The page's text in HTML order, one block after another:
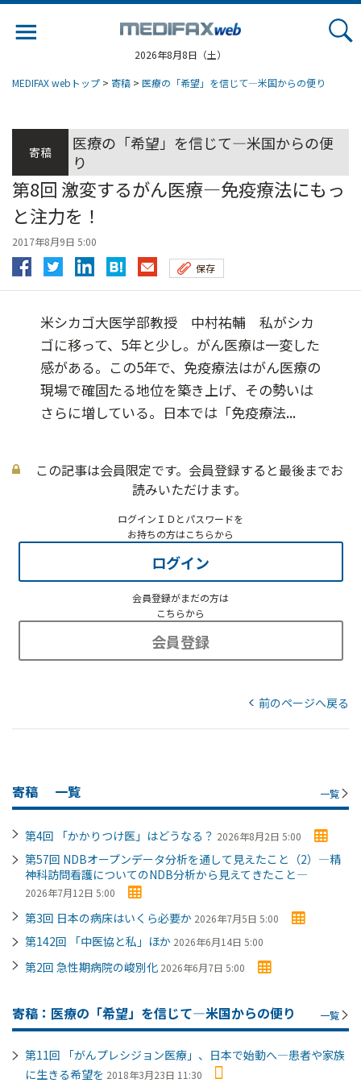
2026年8月8日（土）
MEDIFAX webトップ > 寄稿 > 医療の「希望」を信じて―米国からの便り
寄稿
医療の「希望」を信じて―米国からの便
り
第8回 激変するがん医療―免疫療法にもっ
と注力を！
2017年8月9日 5:00
保存
米シカゴ大医学部教授 中村祐輔 私がシカ
ゴに移って、5年と少し。がん医療は一変した
感がある。この5年で、免疫療法はがん医療の
現場で確固たる地位を築き上げ、その勢いは
さらに増している。日本では「免疫療法...
この記事は会員限定です。会員登録すると最後までお
読みいただけます。
ログインＩＤとパスワードを
お持ちの方はこちらから
ログイン
会員登録がまだの方は
こちらから
会員登録
前のページへ戻る
寄稿 一覧 一覧
第4回 「かかりつけ医」はどうなる？ 2026年8月2日 5:00
第57回 NDBオープンデータ分析を通して見えたこと（2）―精
神科訪問看護についてのNDB分析から見えてきたこと―
2026年7月12日 5:00
第3回 日本の病床はいくら必要か 2026年7月5日 5:00
第142回 「中医協と私」ほか 2026年6月14日 5:00
第2回 急性期病院の峻別化 2026年6月7日 5:00
寄稿：医療の「希望」を信じて―米国からの便り 一覧
第11回 「がんプレシジョン医療」、日本で始動へ―患者や家族
に生きる希望を 2018年3月23日 11:30